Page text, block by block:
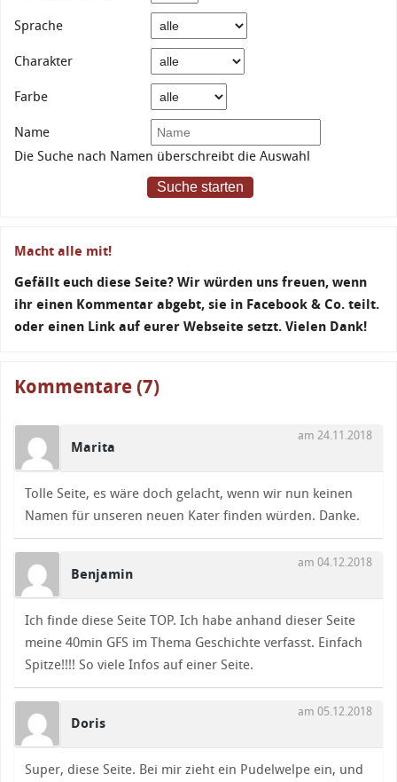
Sprache
Charakter
Farbe
Name
Die Suche nach Namen überschreibt die Auswahl
Suche starten
Macht alle mit!
Gefällt euch diese Seite? Wir würden uns freuen, wenn
ihr einen Kommentar abgebt, sie in Facebook & Co. teilt.
oder einen Link auf eurer Webseite setzt. Vielen Dank!
Kommentare (7)
Marita
am 24.11.2018
Tolle Seite, es wäre doch gelacht, wenn wir nun keinen
Namen für unseren neuen Kater finden würden. Danke.
Benjamin
am 04.12.2018
Ich finde diese Seite TOP. Ich habe anhand dieser Seite
meine 40min GFS im Thema Geschichte verfasst. Einfach
Spitze!!!! So viele Infos auf einer Seite.
Doris
am 05.12.2018
Super, diese Seite. Bei mir zieht ein Pudelwelpe ein, und